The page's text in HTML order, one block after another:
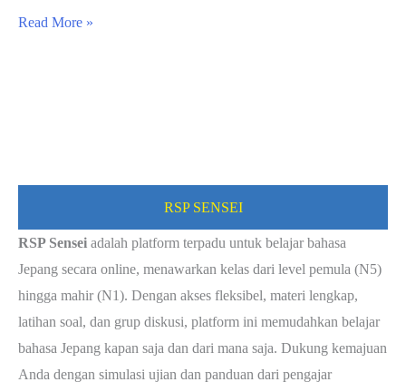
kosakata
Read More »
RSP SENSEI
RSP Sensei adalah platform terpadu untuk belajar bahasa
Jepang secara online, menawarkan kelas dari level pemula (N5)
hingga mahir (N1). Dengan akses fleksibel, materi lengkap,
latihan soal, dan grup diskusi, platform ini memudahkan belajar
bahasa Jepang kapan saja dan dari mana saja. Dukung kemajuan
Anda dengan simulasi ujian dan panduan dari pengajar